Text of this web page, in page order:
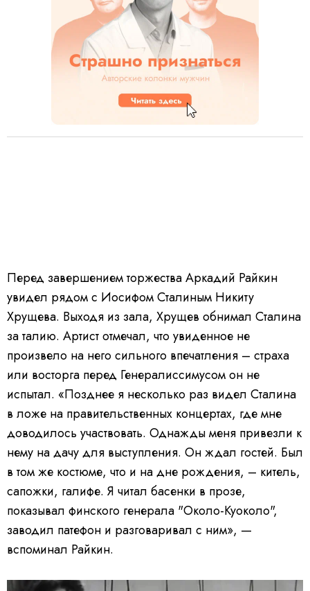
Перед завершением торжества Аркадий Райкин
увидел рядом с Иосифом Сталиным Никиту
Хрущева. Выходя из зала, Хрущев обнимал Сталина
за талию. Артист отмечал, что увиденное не
произвело на него сильного впечатления – страха
или восторга перед Генералиссимусом он не
испытал. «Позднее я несколько раз видел Сталина
в ложе на правительственных концертах, где мне
доводилось участвовать. Однажды меня привезли к
нему на дачу для выступления. Он ждал гостей. Был
в том же костюме, что и на дне рождения, – китель,
сапожки, галифе. Я читал басенки в прозе,
показывал финского генерала "Около-Куоколо",
заводил патефон и разговаривал с ним», —
вспоминал Райкин.